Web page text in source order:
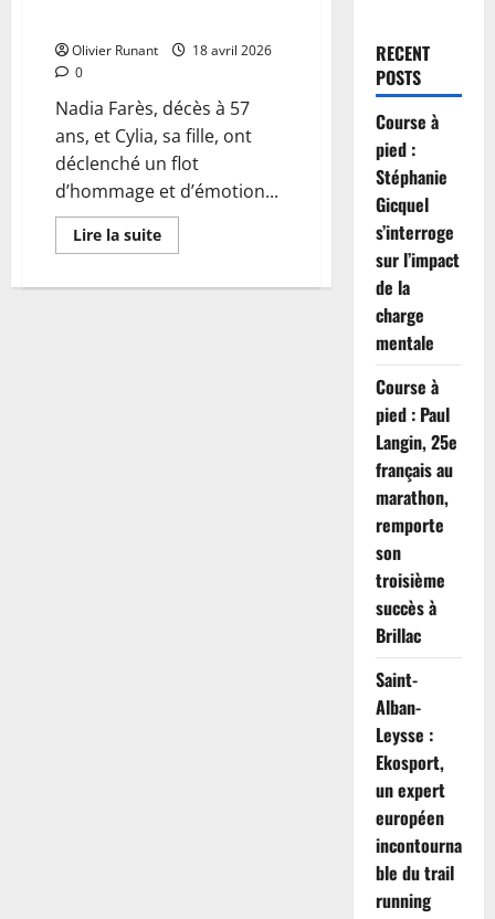
Olivier Runant
18 avril 2026
0
Nadia Farès, décès à 57
ans, et Cylia, sa fille, ont
déclenché un flot
d’hommage et d’émotion...
Lire la suiteEn
savoir
Nadia
RECENT
POSTS
Course à
pied :
Stéphanie
Gicquel
s’interroge
sur l’impact
de la
charge
mentale
Course à
pied : Paul
Langin, 25e
français au
marathon,
remporte
son
troisième
succès à
Brillac
Saint-
Alban-
Leysse :
Ekosport,
un expert
européen
incontourna
ble du trail
running